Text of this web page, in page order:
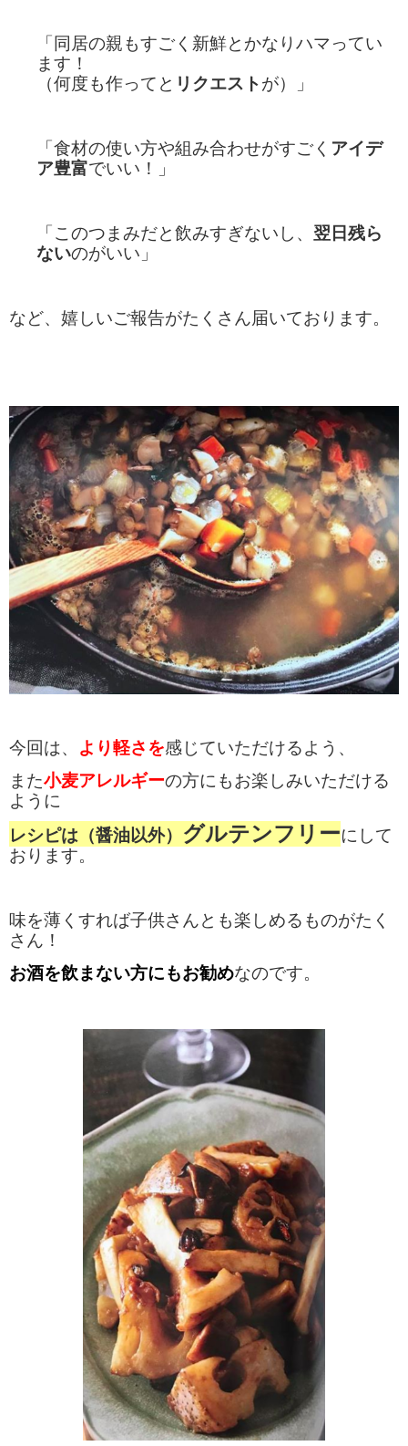
「同居の親もすごく新鮮とかなりハマってい
ます！
（何度も作ってと リクエストが）」
「食材の使い方や組み合わせがすごく アイデ
ア豊富でいい！」
「このつまみだと飲みすぎないし、 翌日残ら
ないのがいい」
など、嬉しいご報告がたくさん届いております。
今回は、 より軽さを感じていただけるよう、
また小麦アレルギーの方にもお楽しみいただける
ように
レシピは（醤油以外） グルテンフリーにして
おります。
味を薄くすれば子供さんとも楽しめるものがたく
さん！
お酒を飲まない方にもお勧めなのです。